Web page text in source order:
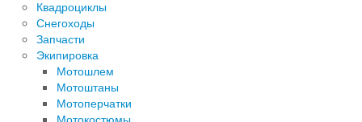
Квадроциклы
Снегоходы
Запчасти
Экипировка
Мотошлем
Мотоштаны
Мотоперчатки
Мотокостюмы